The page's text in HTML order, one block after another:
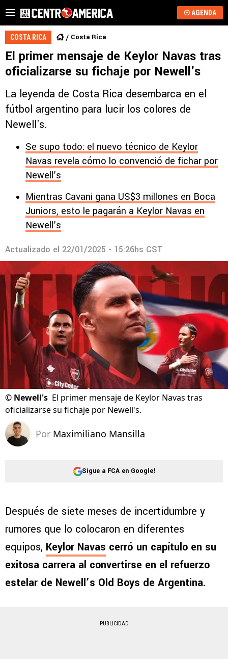
AGENDA
COSTA RICA Costa Rica
El primer mensaje de Keylor Navas tras
oficializarse su fichaje por Newell's
La leyenda de Costa Rica desembarca en el
fútbol argentino para lucir los colores de
Newell's.
Se supo todo: el nuevo técnico de Keylor
Navas revela cómo lo convenció de fichar por
Newell’s
Mientras Cavani gana US$3 millones en Boca
Juniors, esto le pagarán a Keylor Navas en
Newell’s
Actualizado el 22/01/2025 - 15:26hs CST
© Newell's El primer mensaje de Keylor Navas tras
oficializarse su fichaje por Newell's.
Por Maximiliano Mansilla
Sigue a FCA en Google!
Después de siete meses de incertidumbre y
rumores que lo colocaron en diferentes
equipos, Keylor Navas cerró un capítulo en su
exitosa carrera al convertirse en el refuerzo
estelar de Newell’s Old Boys de Argentina.
PUBLICIDAD